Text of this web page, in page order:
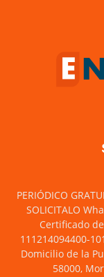
PERIÓDICO
SOLICITALO
Certificado
111214094400-
Domicilio de la
58000,